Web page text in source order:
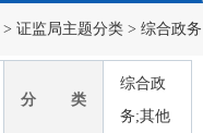
> 证监局主题分类 > 综合政务
分 类
综合政
务;其他